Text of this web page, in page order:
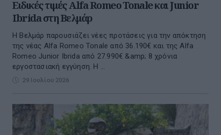
Ειδικές τιμές Alfa Romeo Tonale και Junior
Ibrida στη Βελμάρ
Η Βελμάρ παρουσιάζει νέες προτάσεις για την απόκτηση
της νέας Alfa Romeo Tonale από 36.190€ και της Alfa
Romeo Junior Ibrida από 27.990€ &amp; 8 χρόνια
εργοστασιακή εγγύηση. Η ...
29 Ιουλίου 2026